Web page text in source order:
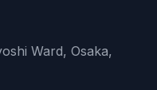
Ward, Osaka,